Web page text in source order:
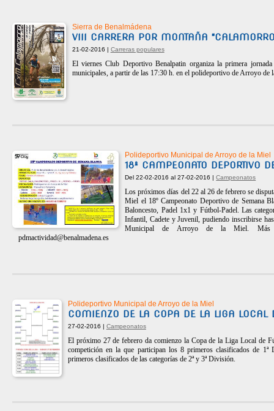
Sierra de Benalmádena
VIII CARRERA POR MONTAÑA
21-02-2016 | Carreras populares
El viernes Club Deportivo Benalpatin organiza la primera
municipales, a partir de las 17:30 h. en el polideportivo de Arroyo de
Polideportivo Municipal de Arroyo de la Miel
18º CAMPEONATO DEPORTIVO
Del 22-02-2016 al 27-02-2016 |Campeonatos
Los próximos días del 22 al 26 de febrero se
Miel el 18º Campeonato Deportivo de Semana
Baloncesto, Padel 1x1 y Fútbol-Padel. Las
Infantil, Cadete y Juvenil, pudiendo inscribirse
Municipal de Arroyo de la Miel.
pdmactividad@benalmadena.es
Polideportivo Municipal de Arroyo de la Miel
COMIENZO DE LA COPA DE LA LIGA LOCAL
27-02-2016 | Campeonatos
El próximo 27 de febrero da comienzo la Copa de la Liga Local de
competición en la que participan los 8 primeros clasificados de
primeros clasificados de las categorías de 2ª y 3ª División.